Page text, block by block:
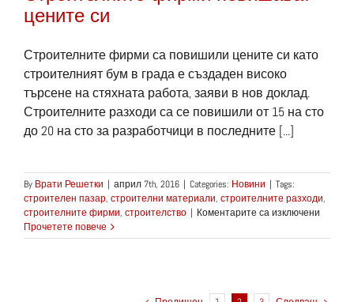
цените си
Строителните фирми са повишили цените си като
строителният бум в града е създаден високо
търсене на стяхната работа, заяви в нов доклад.
Строителните разходи са се повишили от 15 на сто
до 20 на сто за разработчици в последните [...]
By Врати Решетки | април 7th, 2016 | Categories: Новини | Tags:
строителен пазар, строителни материали, строителните разходи,
строителните фирми, строителство | Коментарите са изключени
фирми
Прочетете повече